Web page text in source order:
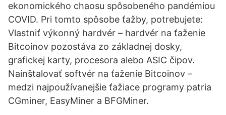
ekonomického chaosu spôsobeného pandémiou
COVID. Pri tomto spôsobe ťažby, potrebujete:
Vlastniť výkonný hardvér – hardvér na ťaženie
Bitcoinov pozostáva zo základnej dosky,
grafickej karty, procesora alebo ASIC čipov.
Nainštalovať softvér na ťaženie Bitcoinov –
medzi najpoužívanejšie ťažiace programy patria
CGminer, EasyMiner a BFGMiner.